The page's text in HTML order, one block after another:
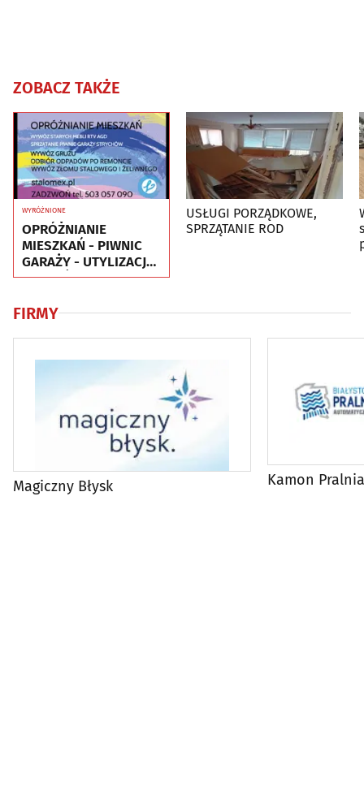
ZOBACZ TAKŻE
WYRÓŻNIONE
OPRÓŻNIANIE
MIESZKAŃ - PIWNIC
GARAŻY - UTYLIZACJA
- WYWÓZ MEBLI RTV
USŁUGI PORZĄDKOWE,
SPRZĄTANIE ROD
FIRMY
Magiczny Błysk Kamon